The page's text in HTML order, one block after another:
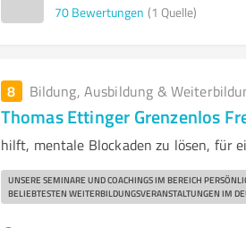
70 Bewertungen (1 Quelle)
8 Bildung, Ausbildung &
Thomas Ettinger Grenzenlos
hilft, mentale Blockaden zu lösen, für
UNSERE SEMINARE UND COACHINGS IM BEREICH
BELIEBTESTEN WEITERBILDUNGSVERANSTALTUNGEN IM